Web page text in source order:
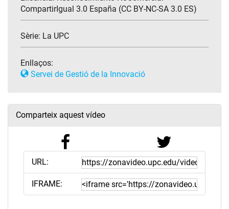
CompartirIgual 3.0 España (CC BY-NC-SA 3.0 ES)
Sèrie: La UPC
Enllaços:
Servei de Gestió de la Innovació
Comparteix aquest vídeo
URL:
IFRAME: